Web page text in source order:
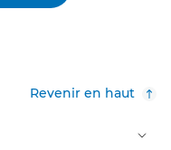
Revenir en haut